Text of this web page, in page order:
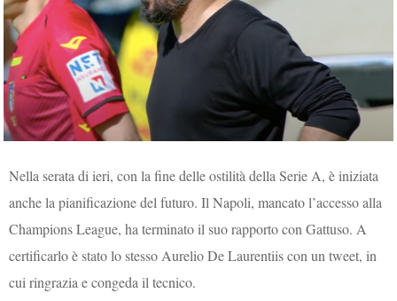
Nella serata di ieri, con la fine delle ostilità della Serie A, è iniziata
anche la pianificazione del futuro. Il Napoli, mancato l’accesso alla
Champions League, ha terminato il suo rapporto con Gattuso. A
certificarlo è stato lo stesso Aurelio De Laurentiis con un tweet, in
cui ringrazia e congeda il tecnico.